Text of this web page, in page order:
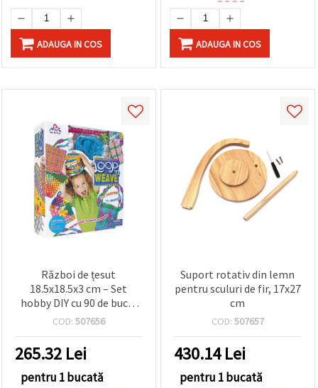
ADAUGA IN COS ADAUGA IN COS
Război de țesut
18.5x18.5x3 cm – Set
hobby DIY cu 90 de bucle
în 6 culori asortate, fir,
poșete, brățări, suporturi
pentru pahare și altele
COD: 507656
265.32 Lei
pentru 1 bucată
Suport rotativ din lemn
pentru sculuri de fir, 17x27
cm
COD: 507657
430.14Lei
pentru 1 bucată